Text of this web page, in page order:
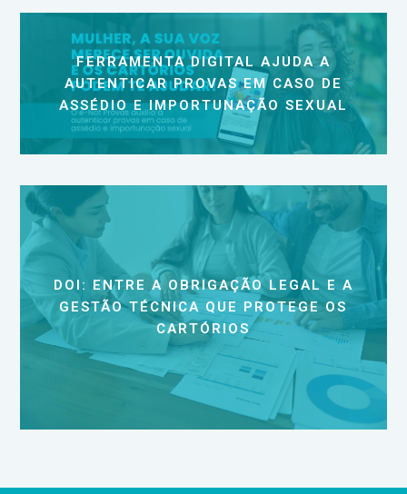
FERRAMENTA DIGITAL AJUDA A
AUTENTICAR PROVAS EM CASO DE
ASSÉDIO E IMPORTUNAÇÃO SEXUAL
DOI: ENTRE A OBRIGAÇÃO LEGAL E A
GESTÃO TÉCNICA QUE PROTEGE OS
CARTÓRIOS